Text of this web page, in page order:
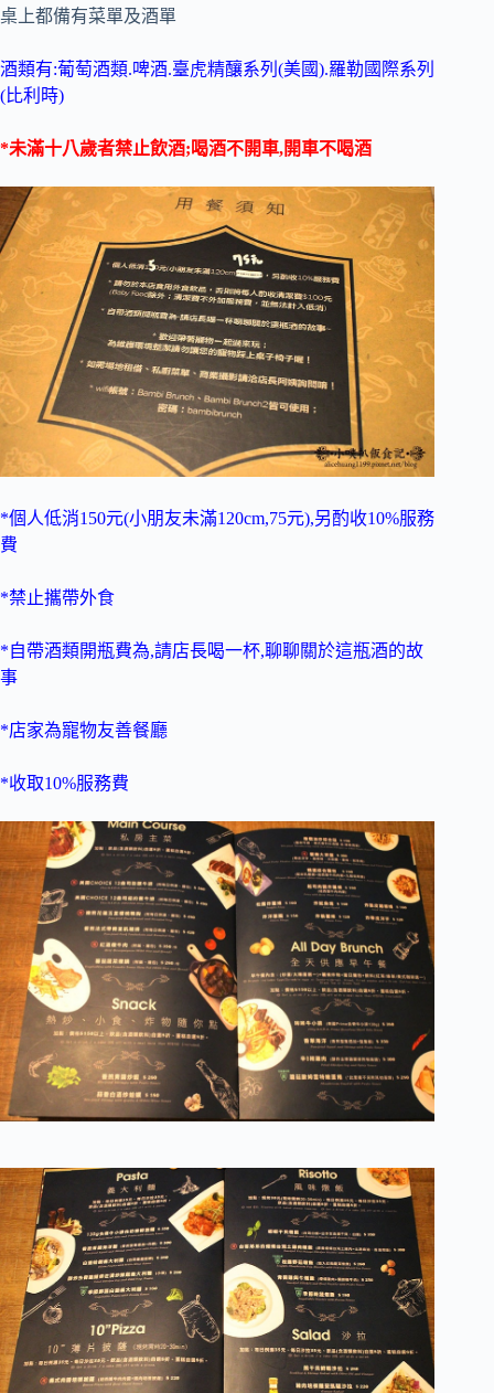
桌上都備有菜單及酒單
酒類有:葡萄酒類.啤酒.臺虎精釀系列(美國).羅勒國際系列
(比利時)
*未滿十八歲者禁止飲酒;喝酒不開車,開車不喝酒
*個人低消150元(小朋友未滿120cm,75元),另酌收10%服務
費
*禁止攜帶外食
*自帶酒類開瓶費為,請店長喝一杯,聊聊關於這瓶酒的故
事
*店家為寵物友善餐廳
*收取10%服務費